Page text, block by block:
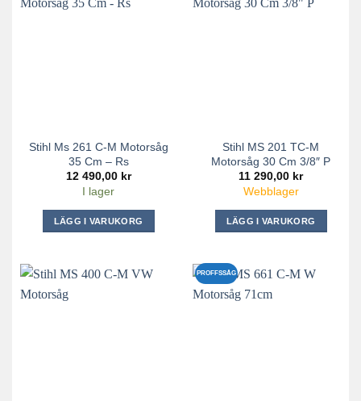
Stihl Ms 261 C-M Motorsåg
35 Cm – Rs
12 490,00 kr
I lager
LÄGG I VARUKORG
Stihl MS 201 TC-M
Motorsåg 30 Cm 3/8″ P
11 290,00 kr
Webblager
LÄGG I VARUKORG
PROFFSSÅG